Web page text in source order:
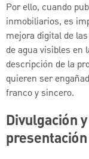
Por ello, cuando
inmobiliarios, es
mejora digital de
de agua visibles en
descripción de la
quieren ser
franco y sincero.
Divulgación